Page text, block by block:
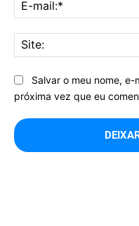
Salvar o meu nome,
próxima vez que eu